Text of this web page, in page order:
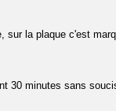
sur la plaque c'est
30 minutes sans